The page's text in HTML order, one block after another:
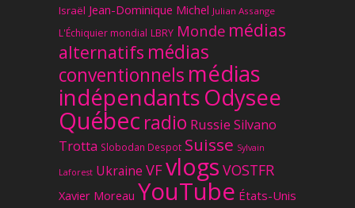
Israël Jean-Dominique Michel Julian Assange
L'Échiquier mondial LBRY Monde médias
alternatifs médias
conventionnels médias
indépendantsOdysee
Québec radio Russie Silvano
Trotta Slobodan Despot Suisse Sylvain
Laforest Ukraine VFvlogs VOSTFR
Xavier Moreau YouTube États-Unis